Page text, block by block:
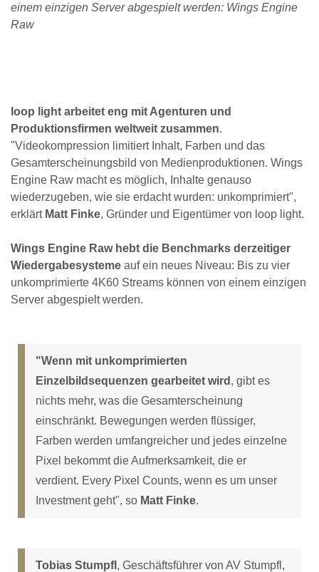
einem einzigen Server abgespielt werden: Wings Engine
Raw
loop light arbeitet eng mit Agenturen und
Produktionsfirmen weltweit zusammen.
"Videokompression limitiert Inhalt, Farben und das
Gesamterscheinungsbild von Medienproduktionen. Wings
Engine Raw macht es möglich, Inhalte genauso
wiederzugeben, wie sie erdacht wurden: unkomprimiert",
erklärt Matt Finke, Gründer und Eigentümer von loop light.
Wings Engine Raw hebt die Benchmarks derzeitiger
Wiedergabesysteme auf ein neues Niveau: Bis zu vier
unkomprimierte 4K60 Streams können von einem einzigen
Server abgespielt werden.
"Wenn mit unkomprimierten
Einzelbildsequenzen gearbeitet wird , gibt es
nichts mehr, was die Gesamterscheinung
einschränkt. Bewegungen werden flüssiger,
Farben werden umfangreicher und jedes einzelne
Pixel bekommt die Aufmerksamkeit, die er
verdient. Every Pixel Counts, wenn es um unser
Investment geht", so Matt Finke.
Tobias Stumpfl , Geschäftsführer von AV Stumpfl,